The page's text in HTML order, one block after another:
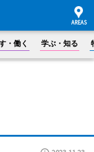
・働く 学ぶ・知る